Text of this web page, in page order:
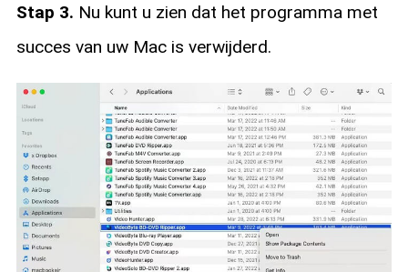
Stap 3. Nu kunt u zien dat het programma met
succes van uw Mac is verwijderd.